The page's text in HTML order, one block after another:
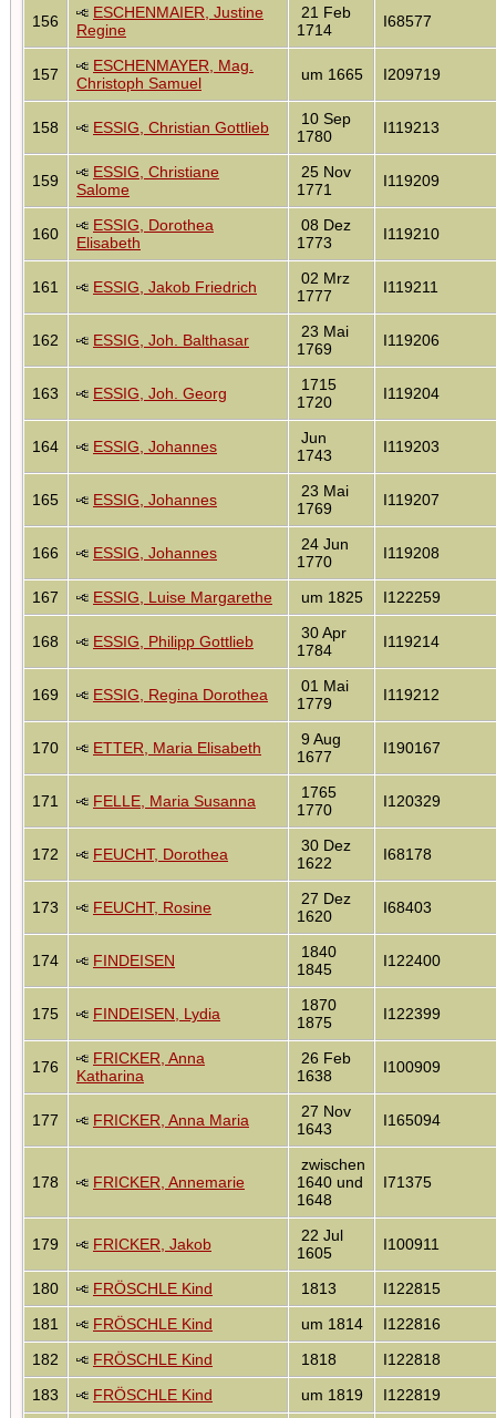
156
ESCHENMAIER, Justine
Regine
21 Feb
1714
I68577
157
ESCHENMAYER, Mag.
Christoph Samuel
um 1665 I209719
158 ESSIG, Christian Gottlieb
10 Sep
1780
I119213
159
ESSIG, Christiane
Salome
25 Nov
1771
I119209
160
ESSIG, Dorothea
Elisabeth
08 Dez
1773
I119210
161 ESSIG, Jakob Friedrich
02 Mrz
1777
I119211
162 ESSIG, Joh. Balthasar
23 Mai
1769
I119206
163 ESSIG, Joh. Georg
1715
1720
I119204
164 ESSIG, Johannes
Jun
1743
I119203
165 ESSIG, Johannes
23 Mai
1769
I119207
166 ESSIG, Johannes
24 Jun
1770
I119208
167 ESSIG, Luise Margarethe um 1825 I122259
168 ESSIG, Philipp Gottlieb
30 Apr
1784
I119214
169 ESSIG, Regina Dorothea
01 Mai
1779
I119212
170 ETTER, Maria Elisabeth
9 Aug
1677
I190167
171 FELLE, Maria Susanna
1765
1770
I120329
172 FEUCHT, Dorothea
30 Dez
1622
I68178
173 FEUCHT, Rosine
27 Dez
1620
I68403
174 FINDEISEN
1840
1845
I122400
175 FINDEISEN, Lydia
1870
1875
I122399
176
FRICKER, Anna
Katharina
26 Feb
1638
I100909
177 FRICKER, Anna Maria
27 Nov
1643
I165094
178 FRICKER, Annemarie
zwischen
1640 und
1648
I71375
179 FRICKER, Jakob
22 Jul
1605
I100911
180 FRÖSCHLE Kind 1813
I122815
181
FRÖSCHLE Kind um 1814
I122816
182
FRÖSCHLE Kind 1818
I122818
183
FRÖSCHLE Kind um 1819
I122819